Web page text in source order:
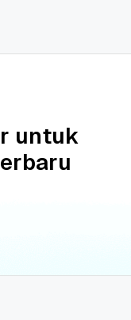
r untuk
erbaru